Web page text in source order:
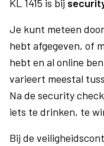
KL 1415 is bij
Je kunt meteen
hebt afgegeven, of
hebt en al online
varieert meestal
Na de security
iets te drinken, te
Bij de